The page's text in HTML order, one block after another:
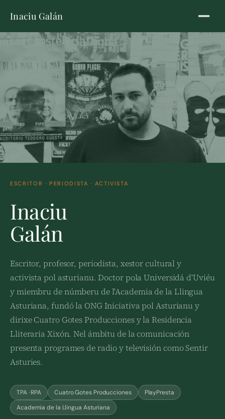
Inaciu Galán
ESCRITOR · PERIODISTA · ACTIVISTA
Inaciu
Galán
Escritor, profesor, periodista, xestor cultural y
activista pol asturianu. Doctor pola Universidá d'Uviéu
y miembru de númberu de l'Academia de la Llingua
Asturiana, fundó la ONG Iniciativa pol Asturianu y
dirixe Cuatro Gotes Producciones y la Residencia
Lliteraria Xixón. Nel ámbitu de la comunicación
presenta programes de radio y televisión como Sentir
Asturies.
TPA · RPA Cuatro Gotes Producciones
PlayPresta
Academia de la Llingua Asturiana